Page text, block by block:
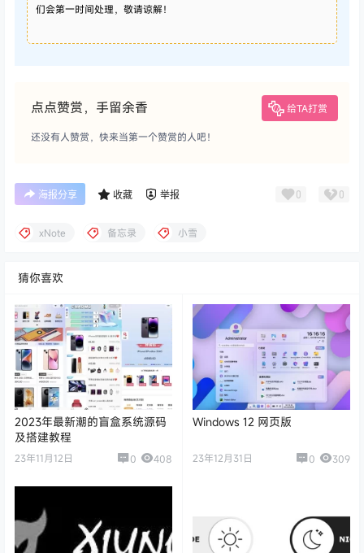
们会第一时间处理，敬请谅解！
点点赞赏，手留余香 给TA打赏
还没有人赞赏，快来当第一个赞赏的人吧！
海报分享 收藏 举报 0 0
xNote 备忘录 小雪
猜你喜欢
2023年最新潮的盲盒系统源码
及搭建教程
23年11月12日 0 408
Windows 12 网页版
23年12月31日 0 309